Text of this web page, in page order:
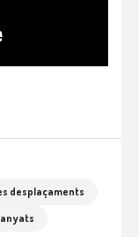
desplaçaments